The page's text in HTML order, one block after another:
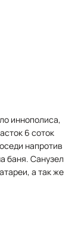
иннополиса,
6 соток
напротив
баня. Санузел
а так же